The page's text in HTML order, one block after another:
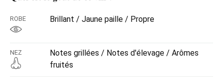
ROBE Brillant / Jaune paille / Propre
NEZ
Notes grillées / Notes d'élevage / Arômes
fruités